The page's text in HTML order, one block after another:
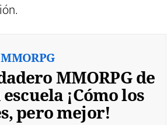
MMORPG de
¡Cómo los
pero mejor!